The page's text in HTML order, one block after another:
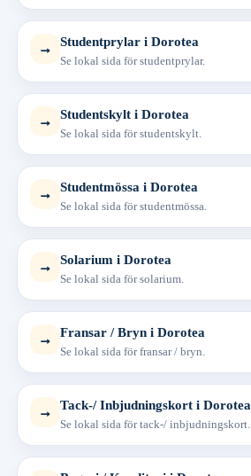
→ Studentprylar i Dorotea
Se lokal sida för studentprylar.
→ Studentskylt i Dorotea
Se lokal sida för studentskylt.
→ Studentmössa i Dorotea
Se lokal sida för studentmössa.
→ Solarium i Dorotea
Se lokal sida för solarium.
→ Fransar / Bryn i Dorotea
Se lokal sida för fransar / bryn.
→ Tack-/ Inbjudningskort i Dorotea
Se lokal sida för tack-/ inbjudningskort.